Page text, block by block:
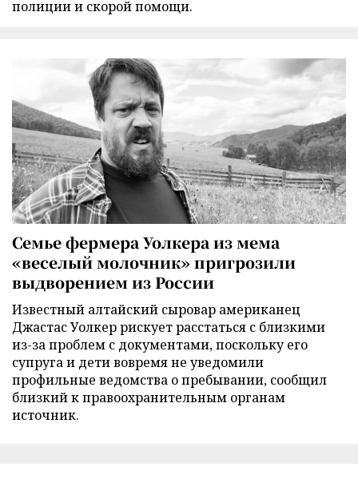
полиции и скорой помощи.
Семье фермера Уолкера из мема
«веселый молочник» пригрозили
выдворением из России
Известный алтайский сыровар американец
Джастас Уолкер рискует расстаться с близкими
из-за проблем с документами, поскольку его
супруга и дети вовремя не уведомили
профильные ведомства о пребывании, сообщил
близкий к правоохранительным органам
источник.